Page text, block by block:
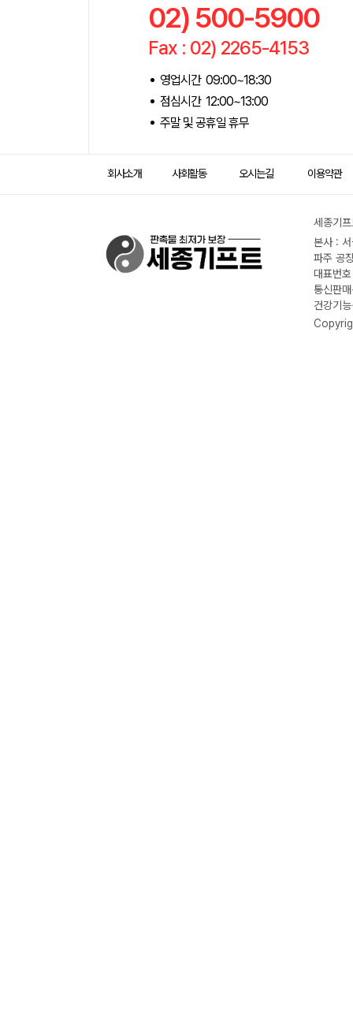
02) 500-5900
Fax : 02) 2265-4153
영업시간 09:00~18:30
점심시간 12:00~13:00
주말 및 공휴일 휴무
회사소개 사회활동 오시는길 이용약관
세종기
본사 :
파주 공
대표번
통신판
건강기